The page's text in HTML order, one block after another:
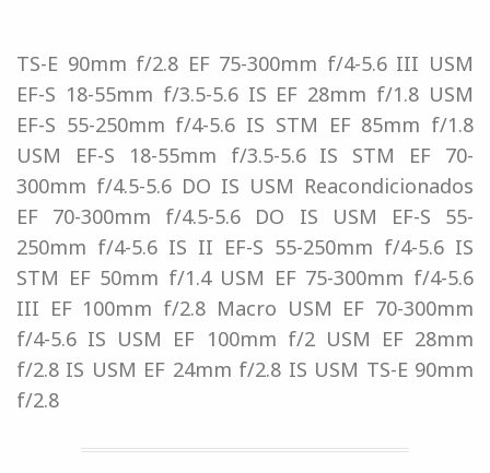
TS-E 90mm f/2.8 EF 75-300mm f/4-5.6 III USM
EF-S 18-55mm f/3.5-5.6 IS EF 28mm f/1.8 USM
EF-S 55-250mm f/4-5.6 IS STM EF 85mm f/1.8
USM EF-S 18-55mm f/3.5-5.6 IS STM EF 70-
300mm f/4.5-5.6 DO IS USM Reacondicionados
EF 70-300mm f/4.5-5.6 DO IS USM EF-S 55-
250mm f/4-5.6 IS II EF-S 55-250mm f/4-5.6 IS
STM EF 50mm f/1.4 USM EF 75-300mm f/4-5.6
III EF 100mm f/2.8 Macro USM EF 70-300mm
f/4-5.6 IS USM EF 100mm f/2 USM EF 28mm
f/2.8 IS USM EF 24mm f/2.8 IS USM TS-E 90mm
f/2.8